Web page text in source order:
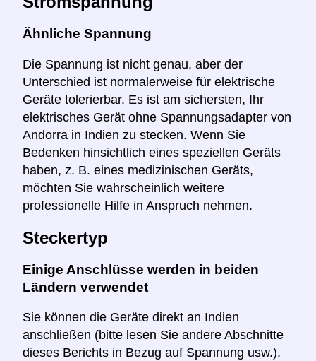
Ähnliche Spannung
Die Spannung ist nicht genau, aber der
Unterschied ist normalerweise für elektrische
Geräte tolerierbar. Es ist am sichersten, Ihr
elektrisches Gerät ohne Spannungsadapter von
Andorra in Indien zu stecken. Wenn Sie
Bedenken hinsichtlich eines speziellen Geräts
haben, z. B. eines medizinischen Geräts,
möchten Sie wahrscheinlich weitere
professionelle Hilfe in Anspruch nehmen.
Steckertyp
Einige Anschlüsse werden in beiden
Ländern verwendet
Sie können die Geräte direkt an Indien
anschließen (bitte lesen Sie andere Abschnitte
dieses Berichts in Bezug auf Spannung usw.).